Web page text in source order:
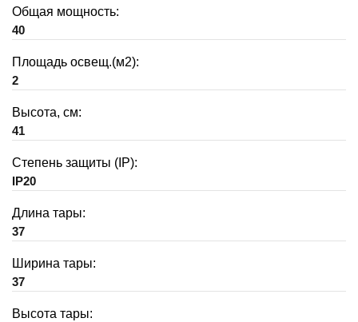
Общая мощность:
40
Площадь освещ.(м2):
2
Высота, см:
41
Степень защиты (IP):
IP20
Длина тары:
37
Ширина тары:
37
Высота тары: